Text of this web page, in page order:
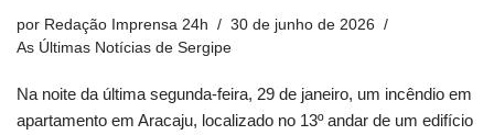
por Redação Imprensa 24h
30 de junho de 2026
As Últimas Notícias de Sergipe
Na noite da última segunda-feira, 29 de janeiro, um incêndio em
apartamento em Aracaju, localizado no 13º andar de um edifício